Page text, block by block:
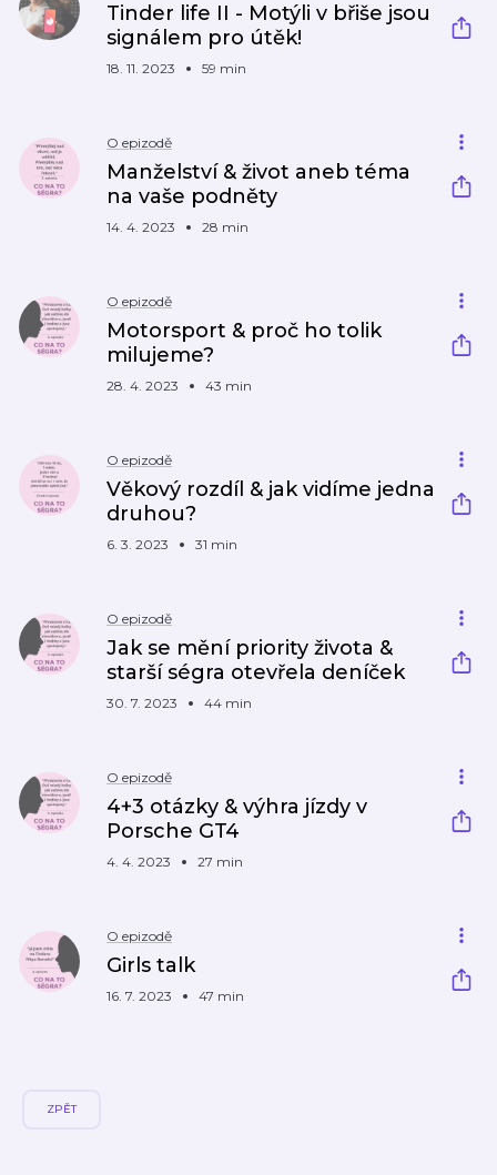
Tinder life II - Motýli v břiše jsou
signálem pro útěk!
18. 11. 2023 59 min
O epizodě
Manželství & život aneb téma
na vaše podněty
14. 4. 2023 28 min
O epizodě
Motorsport & proč ho tolik
milujeme?
28. 4. 2023 43 min
O epizodě
Věkový rozdíl & jak vidíme jedna
druhou?
6. 3. 2023 31 min
O epizodě
Jak se mění priority života &
starší ségra otevřela deníček
30. 7. 2023 44 min
O epizodě
4+3 otázky & výhra jízdy v
Porsche GT4
4. 4. 2023 27 min
O epizodě
Girls talk
16. 7. 2023 47 min
ZPĚT